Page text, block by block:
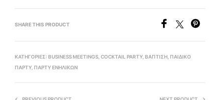
SHARE THIS PRODUCT
ΚΑΤΗΓΟΡΊΕΣ: BUSINESS MEETINGS COCKTAIL PARTY, ΒΑΠΤΙΣΗ ΠΑΙΔΙΚΟ
ΠΑΡΤΥ, ΠΑΡΤΥ ΕΝΗΛΙΚΩΝ
PREVIOUS PRODUCT NEXT PRODUCT